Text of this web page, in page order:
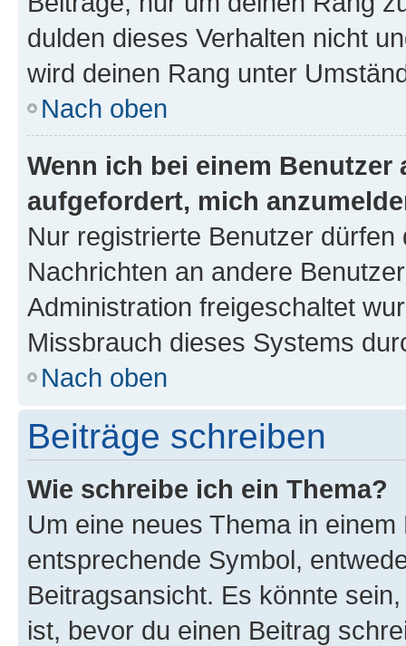
dulden dieses Verhalten nicht
wird deinen Rang unter
Nach oben
Wenn ich bei einem
aufgefordert, mich
Nur registrierte Benutzer
Nachrichten an andere
Administration freigeschaltet
Missbrauch dieses Systems
Nach oben
Beiträge schreiben
Wie schreibe ich ein Thema?
Um eine neues Thema in
entsprechende Symbol,
Beitragsansicht. Es könnte
ist, bevor du einen Beitrag